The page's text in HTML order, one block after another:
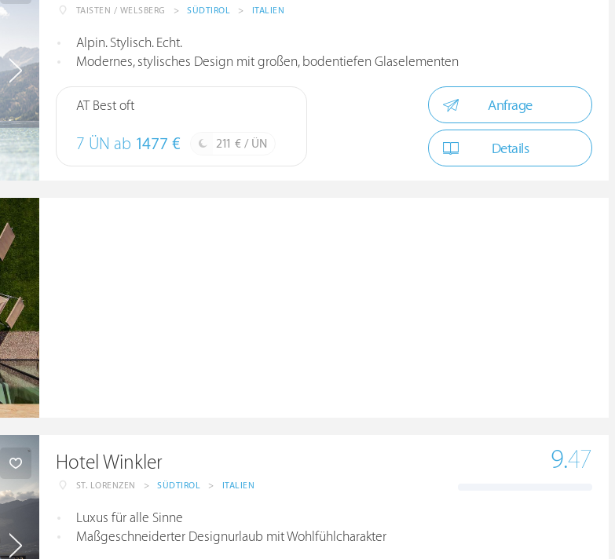
TAISTEN / WELSBERG > SÜDTIROL > ITALIEN
Alpin. Stylisch. Echt.
Modernes, stylisches Design mit großen, bodentiefen Glaselementen
AT Best oft
7 ÜN ab 1477 € 211 € / ÜN
Anfrage
Details
Hotel Winkler
ST. LORENZEN > SÜDTIROL > ITALIEN
9.47
Luxus für alle Sinne
Maßgeschneiderter Designurlaub mit Wohlfühlcharakter